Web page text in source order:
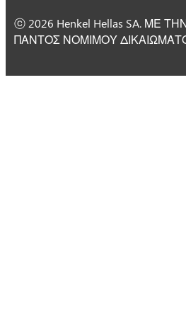
ⓒ 2026 Henkel Hellas SA. ΜΕ
ΠΑΝΤΟΣ ΝΟΜΙΜΟΥ